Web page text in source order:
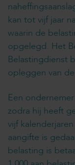
kan tot vijf jaar
waarin de
opgelegd. Het
Belastingdienst
opleggen van
Een
zodra hij heeft
vijf
aangifte is
belasting is